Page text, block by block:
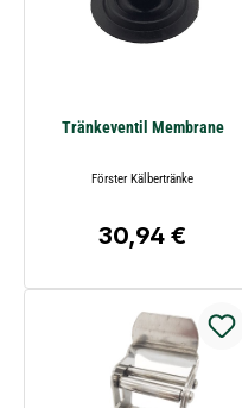
Tränkeventil Membrane
Förster Kälbertränke
Regulärer Preis:
30,94 €